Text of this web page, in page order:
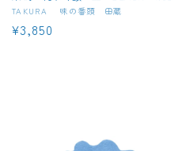
販
売
TAKURA 味の番頭 田蔵
通
¥3,850